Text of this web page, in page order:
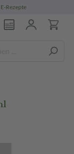
Rezepte